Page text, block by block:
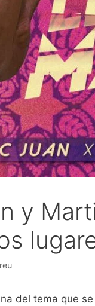
y
del tema que